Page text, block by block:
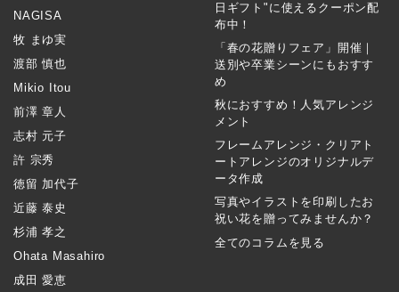
NAGISA
牧 まゆ実
渡部 慎也
Mikio Itou
前澤 章人
志村 元子
許 宗秀
徳留 加代子
近藤 泰史
杉浦 孝之
Ohata Masahiro
成田 愛恵
日ギフト"に使えるクーポン配
布中！
「春の花贈りフェア」開催｜
送別や卒業シーンにもおすす
め
秋におすすめ！人気アレンジ
メント
フレームアレンジ・クリアト
ートアレンジのオリジナルデ
ータ作成
写真やイラストを印刷したお
祝い花を贈ってみませんか？
全てのコラムを見る